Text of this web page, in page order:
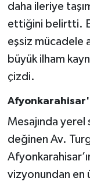
daha ileriye
ettiğini belirtti.
eşsiz mücadele
büyük ilham
çizdi.
Mesajında
değinen Av.
vizyonundan en